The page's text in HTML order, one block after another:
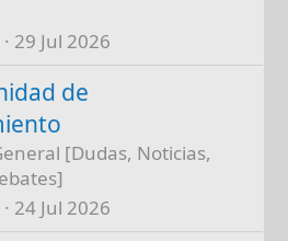
29 Jul 2026
de
[Dudas, Noticias,
24 Jul 2026